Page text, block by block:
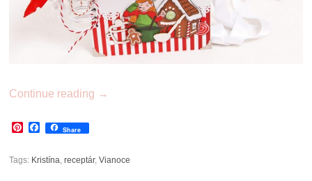
Continue reading →
Pinterest
Facebook
Share
Tags: Kristína,receptár,Vianoce